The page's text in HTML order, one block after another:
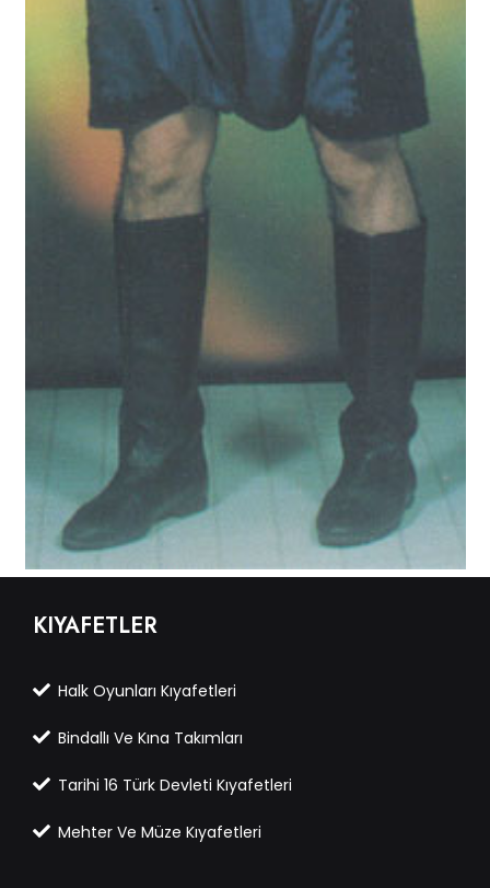
KIYAFETLER
Halk Oyunları Kıyafetleri
Bindallı Ve Kına Takımları
Tarihi 16 Türk Devleti Kıyafetleri
Mehter Ve Müze Kıyafetleri